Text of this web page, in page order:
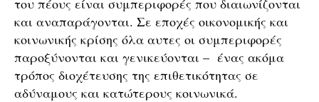
του πέους είναι συμπεριφορές που διαιωνίζονται
και αναπαράγονται. Σε εποχές οικονομικής και
κοινωνικής κρίσης όλα αυτες οι συμπεριφορές
παροξύνονται και γενικεύονται – ένας ακόμα
τρόπος διοχέτευσης της επιθετικότητας σε
αδύναμους και κατώτερους κοινωνικά.